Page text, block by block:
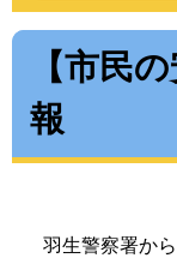
【市民
報
羽生警察署から